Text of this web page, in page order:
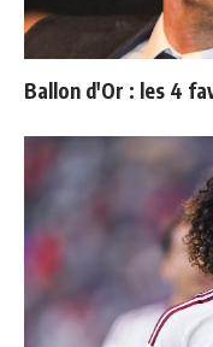
Ballon d'Or : les 4